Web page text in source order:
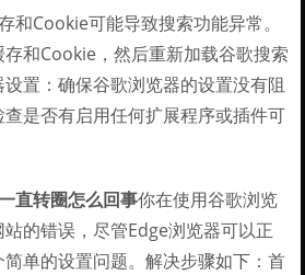
和Cookie可能导致搜索功能异常。
和Cookie，然后重新加载谷歌搜索
置：确保谷歌浏览器的设置没有阻
是否有启用任何扩展程序或插件可
直转圈怎么回事你在使用谷歌浏览
的错误，尽管Edge浏览器可以正
单的设置问题。解决步骤如下：首